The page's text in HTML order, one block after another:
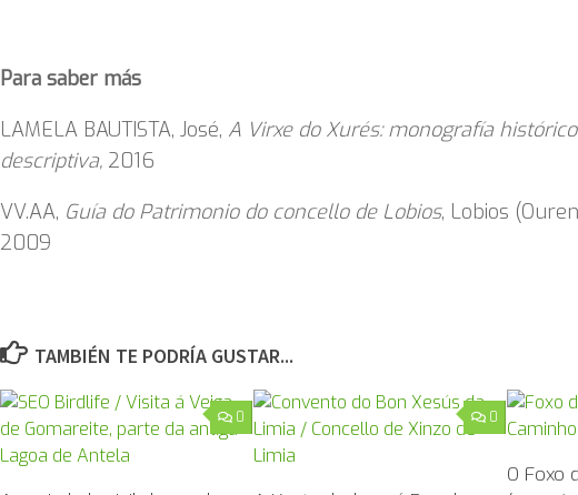
Para saber más
LAMELA BAUTISTA, José, A Virxe do Xurés: monografía
descriptiva, 2016
VV.AA, Guía do Patrimonio do concello de Lobios, Lobios
2009
TAMBIÉN TE PODRÍA GUSTAR...
0 0
O Foxo